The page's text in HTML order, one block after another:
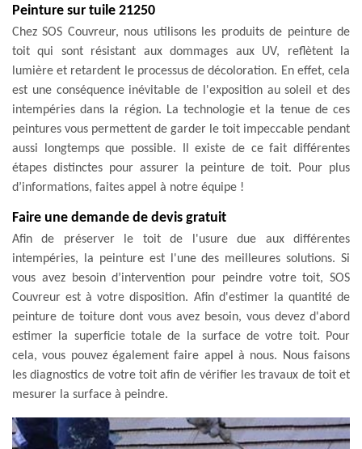
Peinture sur tuile 21250
Chez SOS Couvreur, nous utilisons les produits de peinture de
toit qui sont résistant aux dommages aux UV, reflètent la
lumière et retardent le processus de décoloration. En effet, cela
est une conséquence inévitable de l'exposition au soleil et des
intempéries dans la région. La technologie et la tenue de ces
peintures vous permettent de garder le toit impeccable pendant
aussi longtemps que possible. Il existe de ce fait différentes
étapes distinctes pour assurer la peinture de toit. Pour plus
d’informations, faites appel à notre équipe !
Faire une demande de devis gratuit
Afin de préserver le toit de l'usure due aux différentes
intempéries, la peinture est l'une des meilleures solutions. Si
vous avez besoin d’intervention pour peindre votre toit, SOS
Couvreur est à votre disposition. Afin d'estimer la quantité de
peinture de toiture dont vous avez besoin, vous devez d'abord
estimer la superficie totale de la surface de votre toit. Pour
cela, vous pouvez également faire appel à nous. Nous faisons
les diagnostics de votre toit afin de vérifier les travaux de toit et
mesurer la surface à peindre.